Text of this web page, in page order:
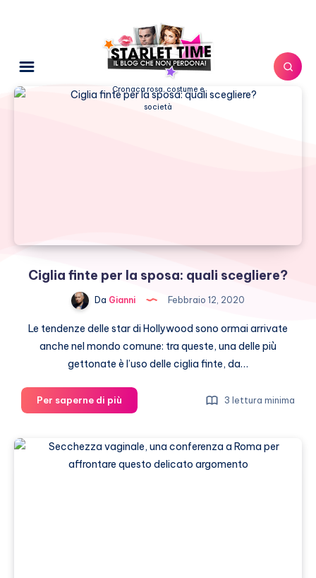
Cronaca rosa, costume e
società
Ciglia finte per la sposa: quali scegliere?
Da Gianni Febbraio 12, 2020
Le tendenze delle star di Hollywood sono ormai arrivate
anche nel mondo comune: tra queste, una delle più
gettonate è l’uso delle ciglia finte, da…
Per saperne di più
finte
la
sposa:
3 lettura minima